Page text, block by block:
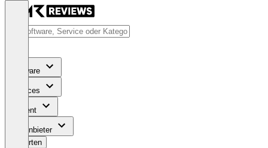
Software
Services
Content
Für Anbieter
Bewerten